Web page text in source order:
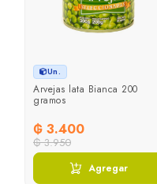
Un.
Arvejas lata Bianca 200
gramos
₲ 3.400
₲ 3.950
Agregar